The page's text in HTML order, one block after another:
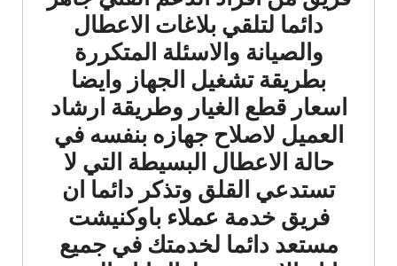
دائما لتلقي بلاغات الاعطال
والصيانة والاسئلة المتكررة
بطريقة تشغيل الجهاز وايضا
اسعار قطع الغيار وطريقة ارشاد
العميل لاصلاح جهازه بنفسه في
حالة الاعطال البسيطة التي لا
تستدعي القلق وتذكر دائما ان
فريق خدمة عملاء باوكنيشت
مستعد دائما لخدمتك في جميع